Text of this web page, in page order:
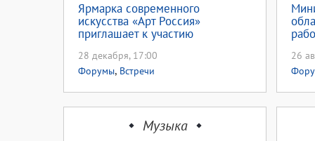
Ярмарка современного
искусства «Арт Россия»
приглашает к участию
28 декабря, 17:00
Форумы, Встречи
26
Музыка